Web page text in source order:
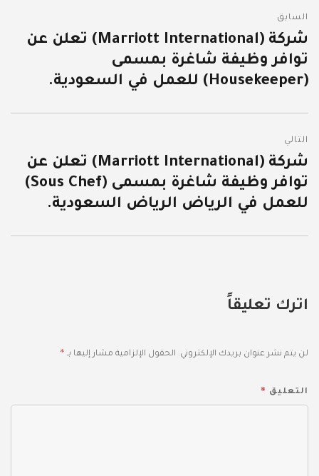
المقالات
السابق
المقالة
السابقة:
شركة (Marriott International) تعلن عن
توافر وظيفة شاغرة بمسمى
(Housekeeper) للعمل في السعودية.
التالي
المقالة
التالية:
شركة (Marriott International) تعلن عن
توافر وظيفة شاغرة بمسمى (Sous Chef)
للعمل في الرياض الرياض السعودية.
اترك تعليقاً
لن يتم نشر عنوان بريدك الإلكتروني. الحقول الإلزامية مشار إليها بـ *
التعليق *